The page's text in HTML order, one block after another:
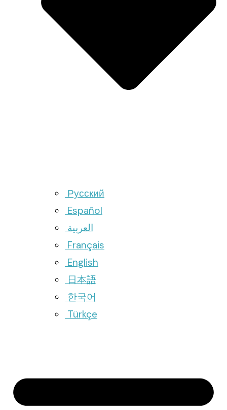
Русский
Español
العربية
Français
English
日本語
한국어
Türkçe